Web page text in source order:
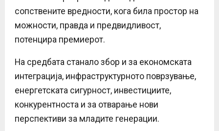
сопствените вредности, кога била простор на
можности, правда и предвидливост,
потенцира премиерот.
На средбата станало збор и за економската
интеграција, инфраструктурното поврзување,
енергетската сигурност, инвестициите,
конкурентноста и за отварање нови
перспективи за младите генерации.